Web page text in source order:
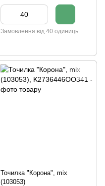
Замовлення від 40 одиниць
Точилка "Корона", mix
(103053)